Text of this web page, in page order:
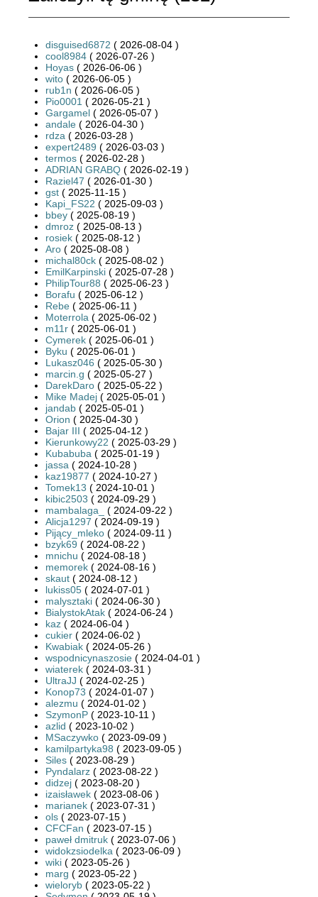
disguised6872 ( 2026-08-04 )
cool8984 ( 2026-07-26 )
Hoyas ( 2026-06-06 )
wito ( 2026-06-05 )
rub1n ( 2026-06-05 )
Pio0001 ( 2026-05-21 )
Gargamel ( 2026-05-07 )
andale ( 2026-04-30 )
rdza ( 2026-03-28 )
expert2489 ( 2026-03-03 )
termos ( 2026-02-28 )
ADRIAN GRABQ ( 2026-02-19 )
Raziel47 ( 2026-01-30 )
gst ( 2025-11-15 )
Kapi_FS22 ( 2025-09-03 )
bbey ( 2025-08-19 )
dmroz ( 2025-08-13 )
rosiek ( 2025-08-12 )
Aro ( 2025-08-08 )
michal80ck ( 2025-08-02 )
EmilKarpinski ( 2025-07-28 )
PhilipTour88 ( 2025-06-23 )
Borafu ( 2025-06-12 )
Rebe ( 2025-06-11 )
Moterrola ( 2025-06-02 )
m11r ( 2025-06-01 )
Cymerek ( 2025-06-01 )
Byku ( 2025-06-01 )
Lukasz046 ( 2025-05-30 )
marcin.g ( 2025-05-27 )
DarekDaro ( 2025-05-22 )
Mike Madej ( 2025-05-01 )
jandab ( 2025-05-01 )
Orion ( 2025-04-30 )
Bajar III ( 2025-04-12 )
Kierunkowy22 ( 2025-03-29 )
Kubabuba ( 2025-01-19 )
jassa ( 2024-10-28 )
kaz19877 ( 2024-10-27 )
Tomek13 ( 2024-10-01 )
kibic2503 ( 2024-09-29 )
mambalaga_
( 2024-09-22 )
Alicja1297 ( 2024-09-19 )
Pijący_mleko ( 2024-09-11 )
bzyk69 ( 2024-08-22 )
mnichu ( 2024-08-18 )
memorek ( 2024-08-16 )
skaut ( 2024-08-12 )
lukiss05 ( 2024-07-01 )
malysztaki ( 2024-06-30 )
BialystokAtak ( 2024-06-24 )
kaz ( 2024-06-04 )
cukier ( 2024-06-02 )
Kwabiak ( 2024-05-26 )
wspodnicynaszosie ( 2024-04-01 )
wiaterek ( 2024-03-31 )
UltraJJ ( 2024-02-25 )
Konop73 ( 2024-01-07 )
alezmu ( 2024-01-02 )
SzymonP ( 2023-10-11 )
azlid ( 2023-10-02 )
MSaczywko ( 2023-09-09 )
kamilpartyka98 ( 2023-09-05 )
Siles ( 2023-08-29 )
Pyndalarz ( 2023-08-22 )
didzej ( 2023-08-20 )
izaisławek ( 2023-08-06 )
marianek ( 2023-07-31 )
ols ( 2023-07-15 )
CFCFan ( 2023-07-15 )
paweł dmitruk ( 2023-07-06 )
widokzsiodelka ( 2023-06-09 )
wiki ( 2023-05-26 )
marg ( 2023-05-22 )
wieloryb ( 2023-05-22 )